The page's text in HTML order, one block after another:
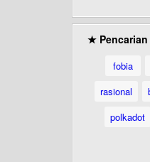
★
fobia
rasional
polkadot